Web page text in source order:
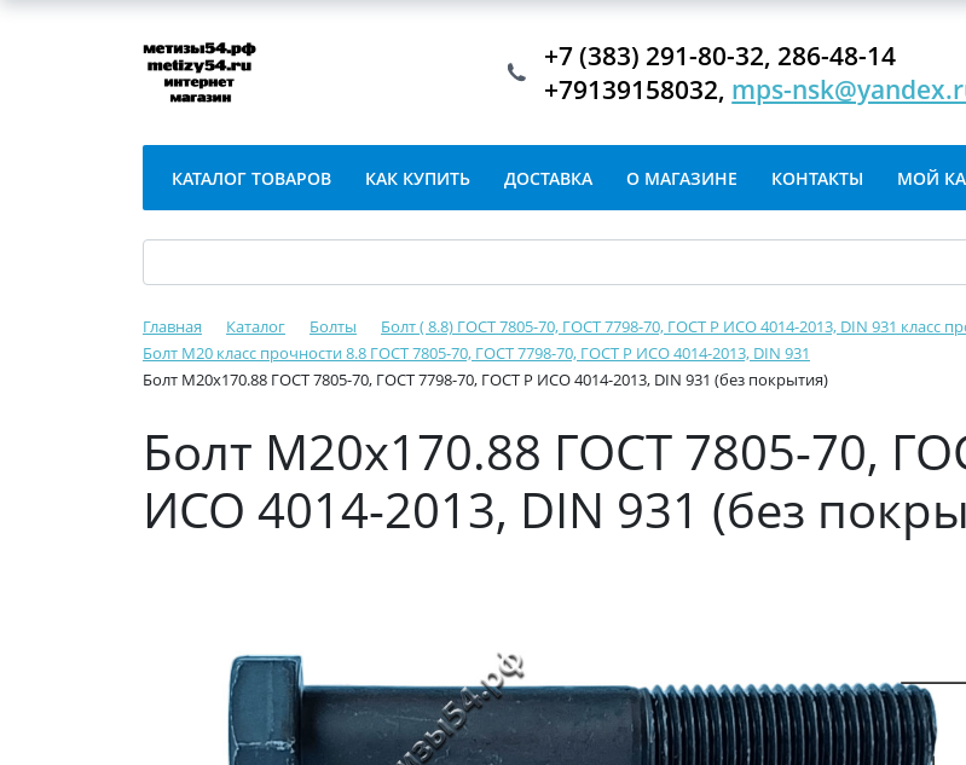
+7 (383) 291-80-32, 286-48-14
+79139158032, mps-
КАТАЛОГ ТОВАРОВ КАК КУПИТЬ ДОСТАВКА О МАГАЗИНЕ КОНТАКТЫ МОЙ
Главная Каталог Болты
Болт ( 8.8) ГОСТ 7805-70, ГОСТ 7798-70, ГОСТ Р ИСО 4014-2013, DIN 931 класс
Болт М20 класс прочности 8.8 ГОСТ 7805-70, ГОСТ 7798-70, ГОСТ Р ИСО 4014-2013, DIN 931
Болт М20х170.88 ГОСТ 7805-70, ГОСТ 7798-70, ГОСТ Р ИСО 4014-2013, DIN 931 (без покрытия)
Болт М20х170.88 ГОСТ 7805-70,
ИСО 4014-2013, DIN 931 (без